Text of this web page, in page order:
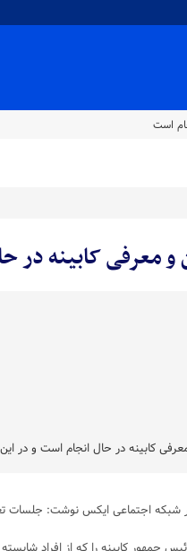
است
معرفی کابینه در
کابینه در حال انجام است و در
شبکه اجتماعی ایکس نوشت: جلسات